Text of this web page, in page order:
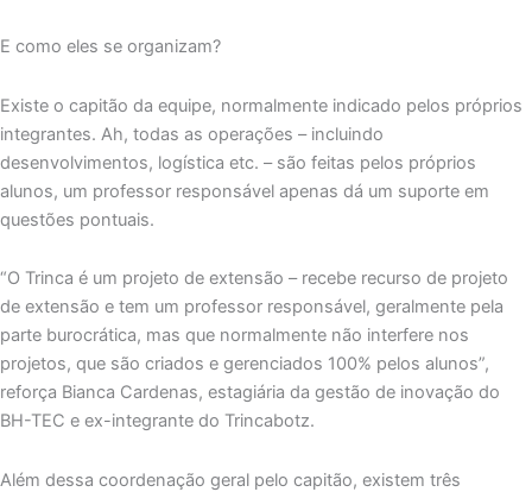
E como eles se organizam?
Existe o capitão da equipe, normalmente indicado pelos próprios
integrantes. Ah, todas as operações – incluindo
desenvolvimentos, logística etc. – são feitas pelos próprios
alunos, um professor responsável apenas dá um suporte em
questões pontuais.
“O Trinca é um projeto de extensão – recebe recurso de projeto
de extensão e tem um professor responsável, geralmente pela
parte burocrática, mas que normalmente não interfere nos
projetos, que são criados e gerenciados 100% pelos alunos”,
reforça Bianca Cardenas, estagiária da gestão de inovação do
BH-TEC e ex-integrante do Trincabotz.
Além dessa coordenação geral pelo capitão, existem três